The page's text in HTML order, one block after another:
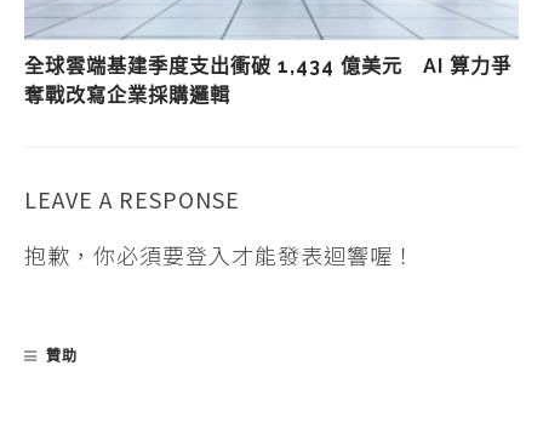
全球雲端基建季度支出衝破 1,434 億美元 AI 算力爭
奪戰改寫企業採購邏輯
LEAVE A RESPONSE
抱歉，你必須要登入才能發表迴響喔！
贊助